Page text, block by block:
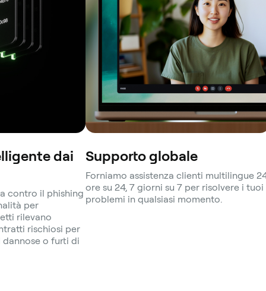
dai
contro il phishing
per
rilevano
rischiosi per
o furti di
Supporto globale
Forniamo assistenza clienti multilingue
ore su 24, 7 giorni su 7 per risolvere i tuoi
problemi in qualsiasi momento.